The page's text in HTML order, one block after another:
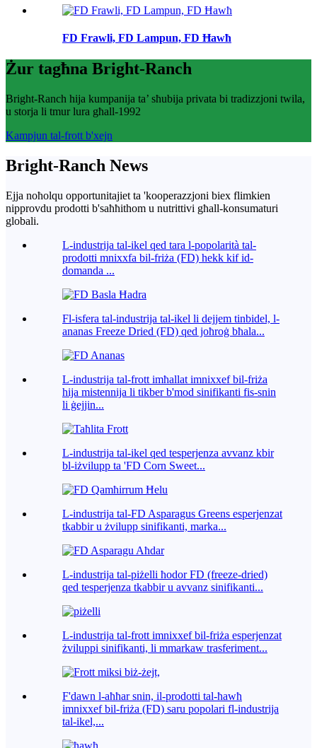
FD Frawli, FD Lampun, FD Ħawħ
Żur tagħna Bright-Ranch
Bright-Ranch hija kumpanija ta’ sħubija privata bi tradizzjoni twila,
u storja li tmur lura għall-1992
Kampjun tal-frott b'xejn
Bright-Ranch News
Ejja noħolqu opportunitajiet ta 'kooperazzjoni biex flimkien
nipprovdu prodotti b'saħħithom u nutrittivi għall-konsumaturi
globali.
L-industrija tal-ikel qed tara l-popolarità tal-
prodotti mnixxfa bil-friża (FD) hekk kif id-
domanda ...
Fl-isfera tal-industrija tal-ikel li dejjem tinbidel, l-
ananas Freeze Dried (FD) qed joħroġ bħala...
L-industrija tal-frott imħallat imnixxef bil-friża
hija mistennija li tikber b'mod sinifikanti fis-snin
li ġejjin...
L-industrija tal-ikel qed tesperjenza avvanz kbir
bl-iżvilupp ta 'FD Corn Sweet...
L-industrija tal-FD Asparagus Greens esperjenzat
tkabbir u żvilupp sinifikanti, marka...
L-industrija tal-piżelli ħodor FD (freeze-dried)
qed tesperjenza tkabbir u avvanz sinifikanti...
L-industrija tal-frott imnixxef bil-friża esperjenzat
żviluppi sinifikanti, li mmarkaw trasferiment...
F'dawn l-aħħar snin, il-prodotti tal-ħawħ
imnixxef bil-friża (FD) saru popolari fl-industrija
tal-ikel,...